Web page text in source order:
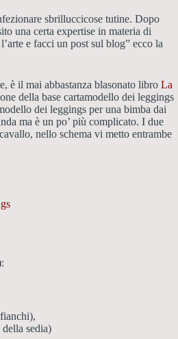
sbrilluccicose tutine. Dopo
una certa expertise in materia di
e facci un post sul blog” ecco la
è il mai abbastanza blasonato libro La
della base cartamodello dei leggings
dei leggings per una bimba dai
ma è un po’ più complicato. I due
nello schema vi metto entrambe
sedia)